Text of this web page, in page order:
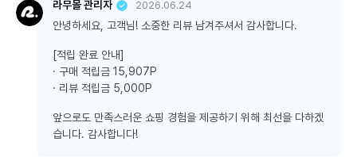
라무몰 관리자 2026.06.24
안녕하세요, 고객님! 소중한 리뷰 남겨주셔서 감사합니다.
[적립 완료 안내]
· 구매 적립금 15,907P
· 리뷰 적립금 5,000P
앞으로도 만족스러운 쇼핑 경험을 제공하기 위해 최선을 다하겠
습니다. 감사합니다!